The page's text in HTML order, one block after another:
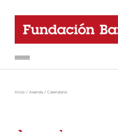
Inicio / Axenda / Calendario